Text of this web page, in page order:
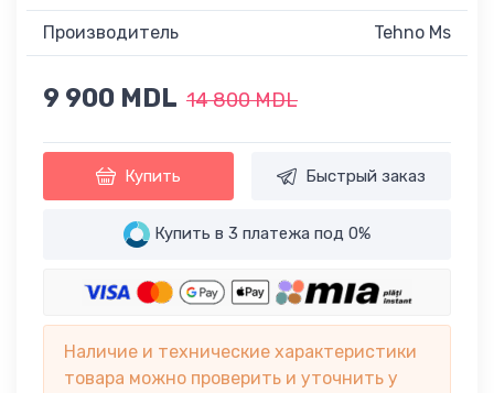
Производитель Tehno Ms
9 900 MDL 14 800 MDL
Купить Быстрый заказ
Купить в 3 платежа под 0%
Наличие и технические характеристики
товара можно проверить и уточнить у